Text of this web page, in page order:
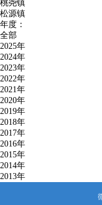
桃尧镇
松源镇
年度：
全部
2025年
2024年
2023年
2022年
2021年
2020年
2019年
2018年
2017年
2016年
2015年
2014年
2013年